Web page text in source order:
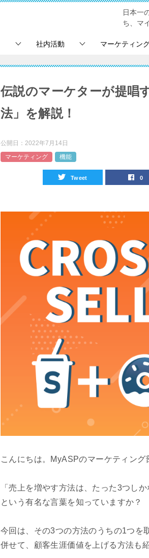
日本一
ち、マ
社内活動 マーケティン
伝説のマーケターが提唱
法」を解説！
公開日： 2022年7月14日
マーケティング
機能
Tweet 0
こんにちは。MyASPのマーケティング
「売上を増やす方法は、たった3つしか
という有名な言葉を知っていますか？
今回は、その3つの方法のうちの1つを
併せて、顧客生涯価値を上げる方法も